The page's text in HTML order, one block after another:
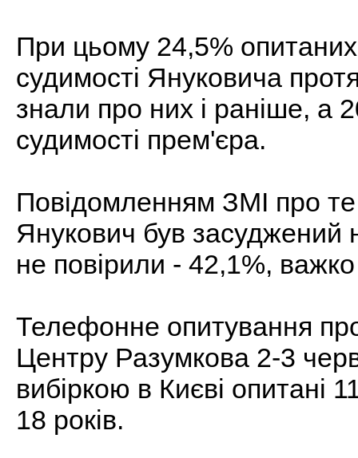
При цьому 24,5%
судимості Януковича
знали про них і раніше, а
судимості прем'єра.
Повідомленням ЗМІ про
Янукович був засуджений
не повірили - 42,1%,
Телефонне опитування
Центру Разумкова 2-3
вибіркою в Києві опитані
18 років.